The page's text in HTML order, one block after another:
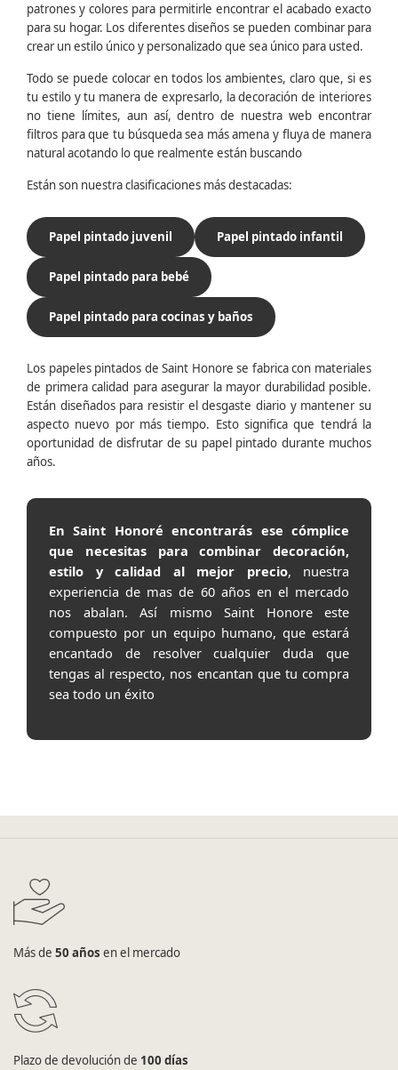
patrones y colores para permitirle encontrar el acabado exacto
para su hogar. Los diferentes diseños se pueden combinar para
crear un estilo único y personalizado que sea único para usted.
Todo se puede colocar en todos los ambientes, claro que, si es
tu estilo y tu manera de expresarlo, la decoración de interiores
no tiene límites, aun así, dentro de nuestra web encontrar
filtros para que tu búsqueda sea más amena y fluya de manera
natural acotando lo que realmente están buscando
Están son nuestra clasificaciones más destacadas:
Papel pintado juvenil Papel pintado infantil
Papel pintado para bebé
Papel pintado para cocinas y baños
Los papeles pintados de Saint Honore se fabrica con materiales
de primera calidad para asegurar la mayor durabilidad posible.
Están diseñados para resistir el desgaste diario y mantener su
aspecto nuevo por más tiempo. Esto significa que tendrá la
oportunidad de disfrutar de su papel pintado durante muchos
años.
En Saint Honoré encontrarás ese cómplice
que necesitas para combinar decoración,
estilo y calidad al mejor precio, nuestra
experiencia de mas de 60 años en el mercado
nos abalan. Así mismo Saint Honore este
compuesto por un equipo humano, que estará
encantado de resolver cualquier duda que
tengas al respecto, nos encantan que tu compra
sea todo un éxito
Más de 50 años en el mercado
Plazo de devolución de 100 días